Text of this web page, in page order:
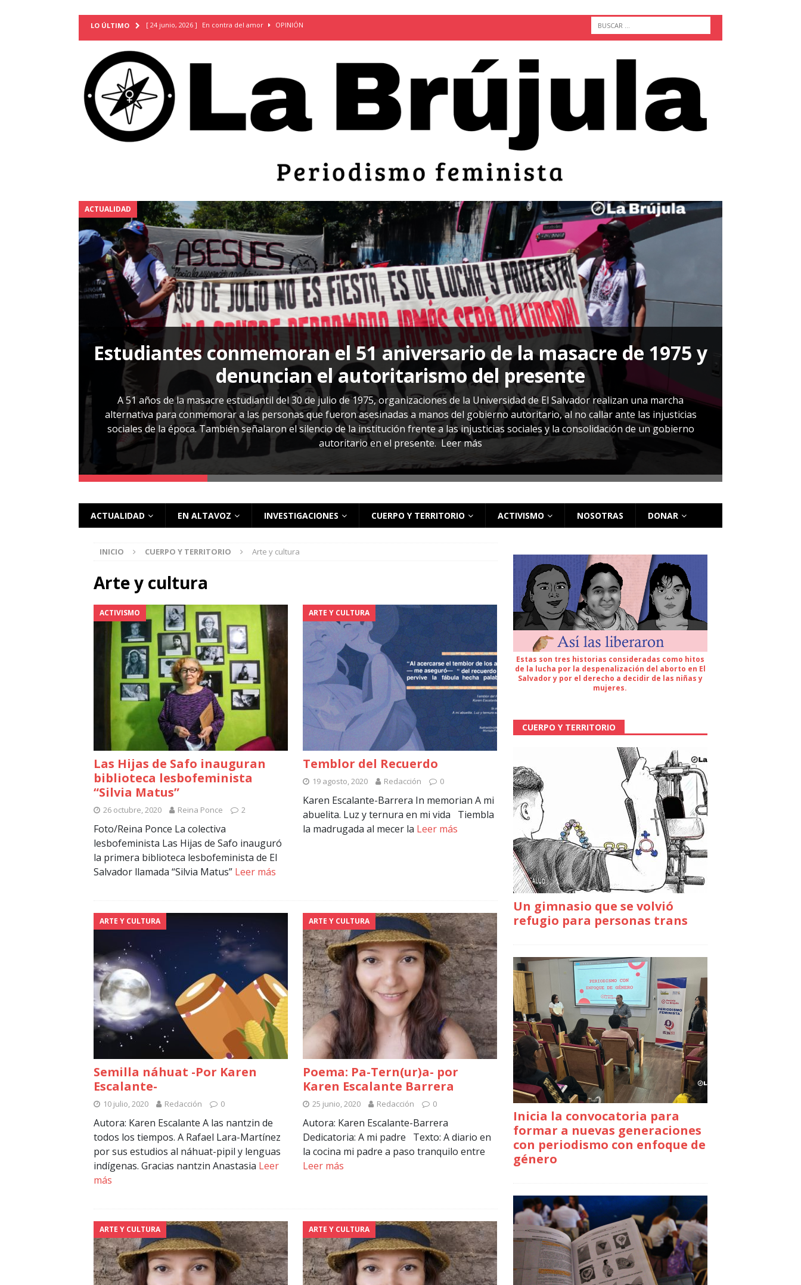
LO ÚLTIMO [ 24 junio, 2026 ] En contra del amor OPINIÓN
TERRITORIO
[ 21 febrero, 2026 ] Cuando la prevención de embarazos en niñas y adolescentes desaparece del territorio
INVESTIGACIONES
[ 31 julio, 2026 ] Estudiantes conmemoran el 51 aniversario de la masacre de 1975 y denuncian el
Piden mantener la libertad provisional de Sandra Leticia Hernández: víctima del régimen de
[ 28 julio, 2026 ] ARENA y FMLN apuestan por mujeres en sus fórmulas presidenciales para 2027
ACTUALIDAD
[ 24 julio, 2026 ] A María Hildaura le falló el Estado OPINIÓN
[ 28 julio, 2026 ] Más allá de los casos: cómo entender el VIH en El Salvador ACTUALIDAD
ACTUALIDAD
Estudiantes conmemoran el 51 aniversario de la masacre de 1975 y
denuncian el autoritarismo del presente
A 51 años de la masacre estudiantil del 30 de julio de 1975, organizaciones de la Universidad de El Salvador realizan una marcha
alternativa para conmemorar a las personas que fueron asesinadas a manos del gobierno autoritario, al no callar ante las injusticias
sociales de la época. También señalaron el silencio de la institución frente a las injusticias sociales y la consolidación de un gobierno
autoritario en el presente.Leer más
ACTUALIDAD EN ALTAVOZ INVESTIGACIONES CUERPO Y TERRITORIO ACTIVISMO NOSOTRAS DONAR
INICIO CUERPO Y TERRITORIO Arte y cultura
Arte y cultura
ACTIVISMO
Las Hijas de Safo inauguran
biblioteca lesbofeminista
“Silvia Matus”
26 octubre, 2020 Reina Ponce 2
Foto/Reina Ponce La colectiva
lesbofeminista Las Hijas de Safo inauguró
la primera biblioteca lesbofeminista de El
Salvador llamada “Silvia Matus” Leer más
ARTE Y CULTURA
Temblor del Recuerdo
19 agosto, 2020 Redacción 0
Karen Escalante-Barrera In memorian A mi
abuelita. Luz y ternura en mi vida Tiembla
la madrugada al mecer la Leer más
ARTE Y CULTURA
Semilla náhuat -Por Karen
Escalante-
10 julio, 2020 Redacción 0
Autora: Karen Escalante A las nantzin de
todos los tiempos. A Rafael Lara-Martínez
por sus estudios al náhuat-pipil y lenguas
indígenas. Gracias nantzin Anastasia Leer
más
ARTE Y CULTURA
Poema: Pa-Tern(ur)a- por
Karen Escalante Barrera
25 junio, 2020 Redacción 0
Autora: Karen Escalante-Barrera
Dedicatoria: A mi padre Texto: A diario en
la cocina mi padre a paso tranquilo entre
Leer más
ARTE Y CULTURA ARTE Y CULTURA
Estas son tres historias consideradas como hitos
de la lucha por la despenalización del aborto en El
Salvador y por el derecho a decidir de las niñas y
mujeres.
CUERPO Y TERRITORIO
Un gimnasio que se volvió
refugio para personas trans
Inicia la convocatoria para
formar a nuevas generaciones
con periodismo con enfoque de
género